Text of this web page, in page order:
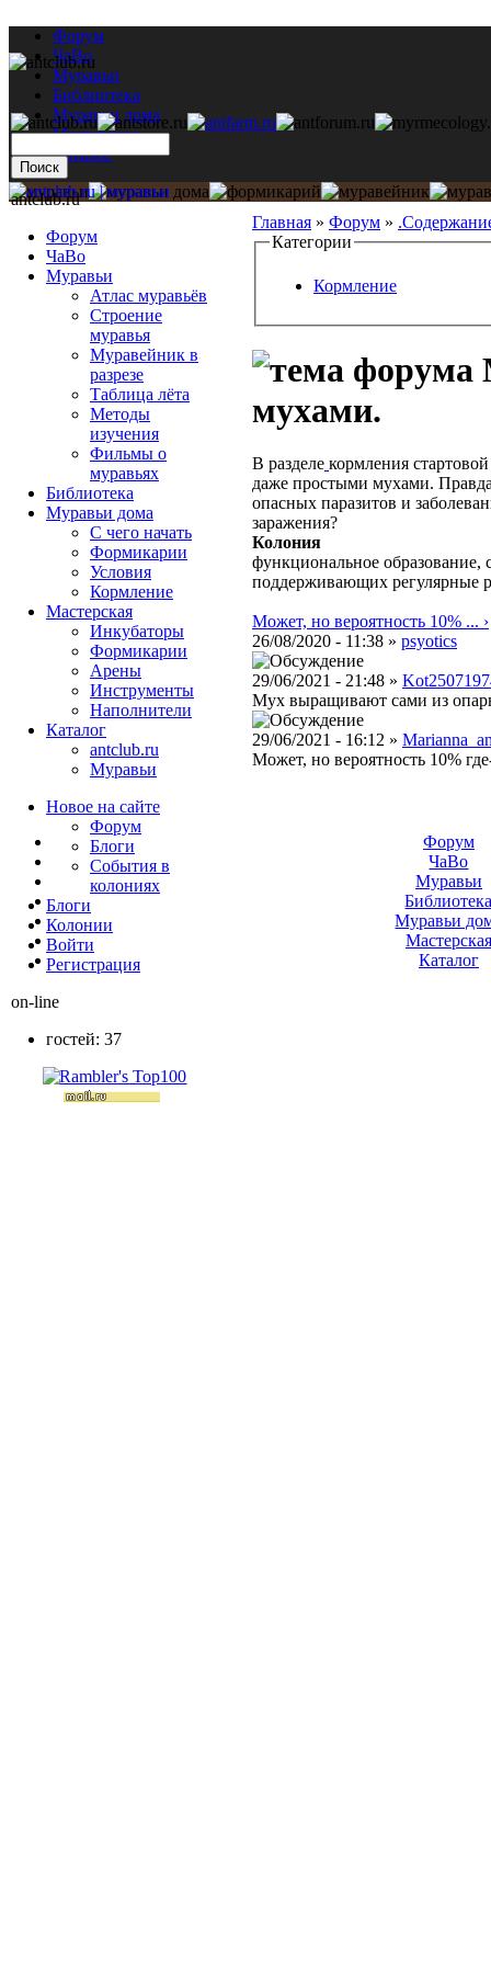
Форум
ЧаВо
Муравьи
Библиотека
Муравьи дома
Мастерская
Каталог
Главная » Форум »
Категории
Кормление
мухами.
В разделе кормления
даже простыми мухами.
опасных паразитов и
заражения?
Колония
функциональное образование,
поддерживающих регулярные
Может, но вероятность 10% ... ›
26/08/2020 - 11:38 » psyotics
29/06/2021 - 21:48 »
Мух выращивают сами из
29/06/2021 - 16:12 »
Может, но вероятность 10%
antclub.ru
Форум
ЧаВо
Муравьи
Атлас муравьёв
Строение
муравья
Муравейник в
разрезе
Таблица лёта
Методы
изучения
Фильмы о
муравьях
Библиотека
Муравьи дома
С чего начать
Формикарии
Условия
Кормление
Мастерская
Инкубаторы
Формикарии
Арены
Инструменты
Наполнители
Каталог
antclub.ru
Муравьи
Новое на сайте
Форум
Блоги
События в
колониях
Блоги
Колонии
Войти
Peгиcтpaция
on-line
гостей: 37
Форум
ЧаВо
Муравьи
Муравьи
Мастерская
Каталог